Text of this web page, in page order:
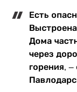
Есть
Дома
через
горения,